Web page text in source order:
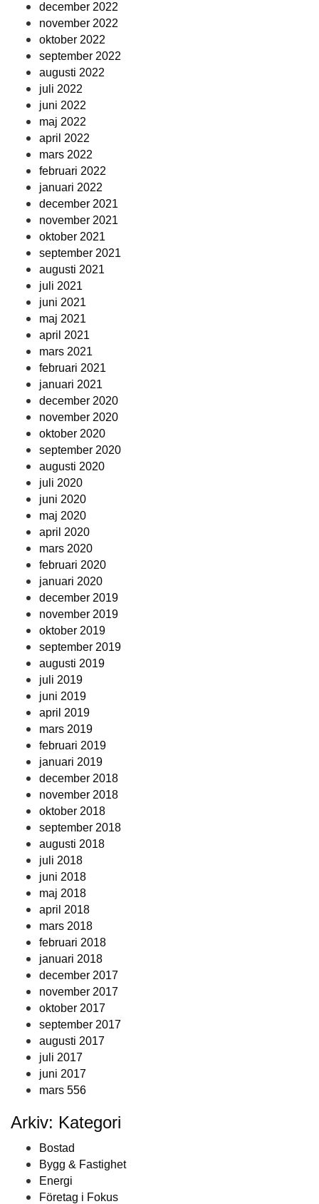
december 2022
november 2022
oktober 2022
september 2022
augusti 2022
juli 2022
juni 2022
maj 2022
april 2022
mars 2022
februari 2022
januari 2022
december 2021
november 2021
oktober 2021
september 2021
augusti 2021
juli 2021
juni 2021
maj 2021
april 2021
mars 2021
februari 2021
januari 2021
december 2020
november 2020
oktober 2020
september 2020
augusti 2020
juli 2020
juni 2020
maj 2020
april 2020
mars 2020
februari 2020
januari 2020
december 2019
november 2019
oktober 2019
september 2019
augusti 2019
juli 2019
juni 2019
april 2019
mars 2019
februari 2019
januari 2019
december 2018
november 2018
oktober 2018
september 2018
augusti 2018
juli 2018
juni 2018
maj 2018
april 2018
mars 2018
februari 2018
januari 2018
december 2017
november 2017
oktober 2017
september 2017
augusti 2017
juli 2017
juni 2017
mars 556
Arkiv: Kategori
Bostad
Bygg & Fastighet
Energi
Företag i Fokus